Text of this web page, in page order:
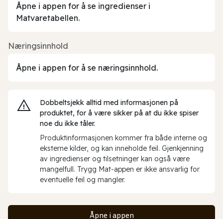
Åpne i appen for å se ingredienser i
Matvaretabellen.
Næringsinnhold
Åpne i appen for å se næringsinnhold.
Dobbeltsjekk alltid med informasjonen på
produktet, for å være sikker på at du ikke spiser
noe du ikke tåler.
Produktinformasjonen kommer fra både interne og
eksterne kilder, og kan inneholde feil. Gjenkjenning
av ingredienser og tilsetninger kan også være
mangelfull. Trygg Mat-appen er ikke ansvarlig for
eventuelle feil og mangler.
Åpne i appen